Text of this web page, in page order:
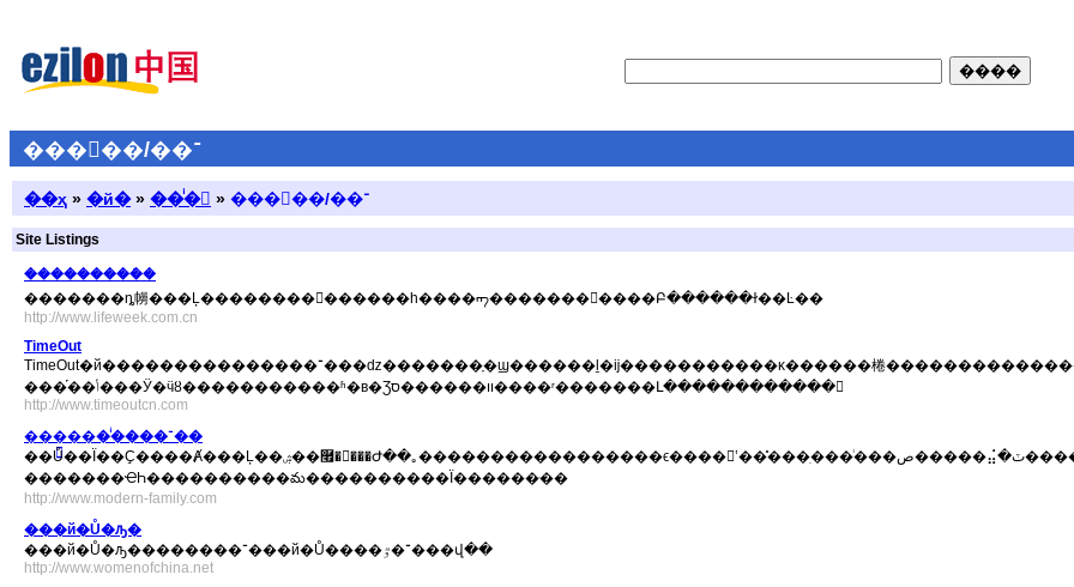
�����/��־
��ҳ » �й�» ��ͥ� » �����/��־
Site Listings
���������ܿ�
�������ȵ㡢���Ļ��������������һ����ᡢ�����������Բ������ɫ��Ŀ��
http://www.lifeweek.com.cn
TimeOut
TimeOut�й���������������־���ǳ�������ָ�ϣ������ḻ�ĳ�����������ĸ������棬�����������������������桢
���֡��ݳ���Ӱ�ӵȣ�����������ʱ�в�Ʒװ������ס����ʳ�������Լ������������
http://www.timeoutcn.com
���ִ���ͥ����־��
��Ů��Ϊ��Ҫ����Ⱥ���Ļ��ۺ��࿯����Ժ��｡�����������������ϵ����ʽ��̽���ִ���ͥ���ص�����⣬�ٽ�������������������裬
�������ҼҺ����������మ����������Ϊ������ּ��
http://www.modern-family.com
���й�Ů�ԡ�
���й�Ů�ԡ��������־���й�Ů����־�ٷ���վ��
http://www.womenofchina.net